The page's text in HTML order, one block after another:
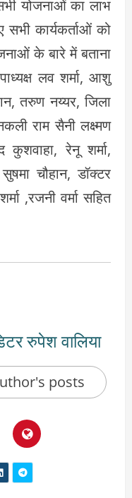
योजनाओं का लाभ
कार्यकर्ताओं को
के बारे में बताना
लव शर्मा, आशु
तरुण नय्यर, जिला
राम सैनी लक्ष्मण
रेनू शर्मा,
चौहान, डॉक्टर
,रजनी वर्मा सहित
रुपेश वालिया
posts